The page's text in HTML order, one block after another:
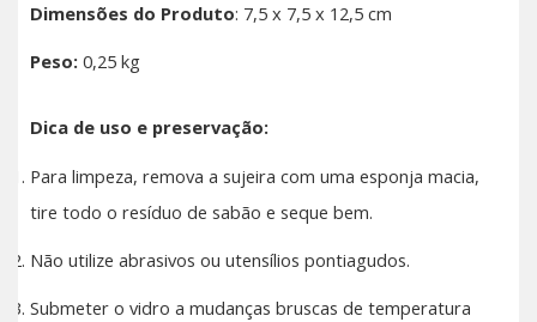
Dimensões do Produto: 7,5 x 7,5 x 12,5 cm
Peso: 0,25 kg
Dica de uso e preservação:
Para limpeza, remova a sujeira com uma esponja macia,
tire todo o resíduo de sabão e seque bem.
Não utilize abrasivos ou utensílios pontiagudos.
Submeter o vidro a mudanças bruscas de temperatura